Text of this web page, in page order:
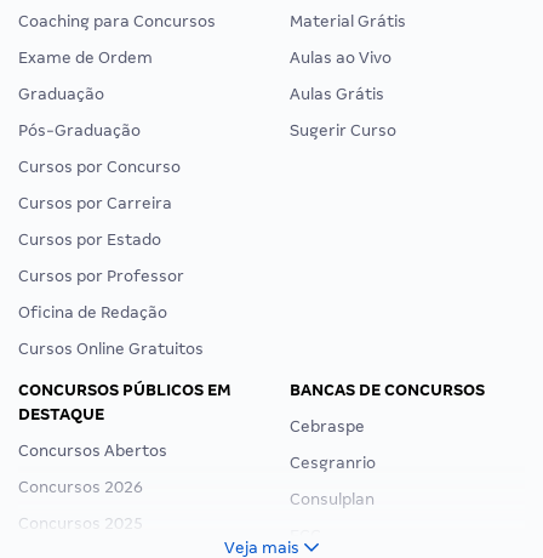
Coaching para Concursos
Exame de Ordem
Graduação
Pós-Graduação
Cursos por Concurso
Cursos por Carreira
Cursos por Estado
Cursos por Professor
Oficina de Redação
Cursos Online Gratuitos
Material Grátis
Aulas ao Vivo
Aulas Grátis
Sugerir Curso
CONCURSOS PÚBLICOS EM
DESTAQUE
Concursos Abertos
Concursos 2026
Concursos 2025
BANCAS DE CONCURSOS
Cebraspe
Cesgranrio
Consulplan
Veja mais